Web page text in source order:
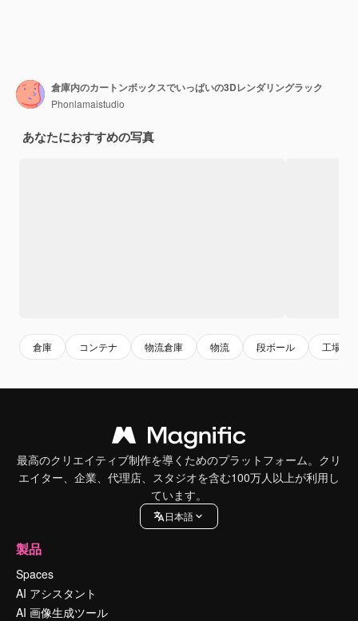
倉庫内のカートンボックスでいっぱいの3Dレンダリングラック
Phonlamaistudio
あなたにおすすめの写真
倉庫 コンテナ 物流倉庫 物流 段ボール 工場
最高のクリエイティブ制作を導くためのプラットフォーム。クリ
エイター、企業、代理店、スタジオを含む100万人以上が利用し
ています。
日本語
製品
Spaces
AI アシスタント
AI 画像生成ツール